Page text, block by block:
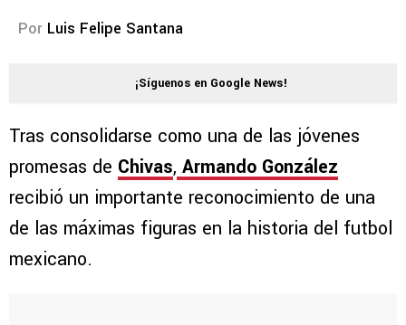
Por Luis Felipe Santana
¡Síguenos en Google News!
Tras consolidarse como una de las jóvenes
promesas de Chivas, Armando González
recibió un importante reconocimiento de una
de las máximas figuras en la historia del futbol
mexicano.